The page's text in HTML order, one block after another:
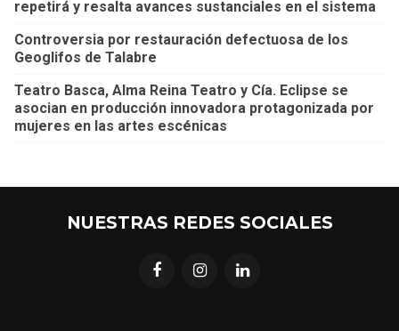
repetirá y resalta avances sustanciales en el sistema
Controversia por restauración defectuosa de los
Geoglifos de Talabre
Teatro Basca, Alma Reina Teatro y Cía. Eclipse se
asocian en producción innovadora protagonizada por
mujeres en las artes escénicas
NUESTRAS REDES SOCIALES